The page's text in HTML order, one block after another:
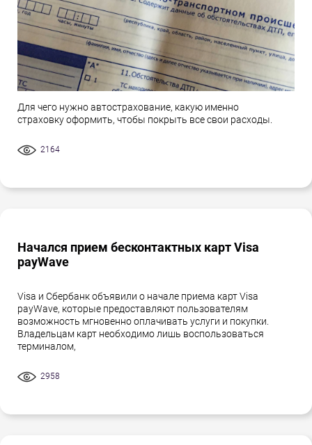
Для чего нужно автострахование, какую именно
страховку оформить, чтобы покрыть все свои расходы.
2164
Начался прием бесконтактных карт Visa
payWave
Visa и Сбербанк объявили о начале приема карт Visa
payWave, которые предоставляют пользователям
возможность мгновенно оплачивать услуги и покупки.
Владельцам карт необходимо лишь воспользоваться
терминалом,
2958